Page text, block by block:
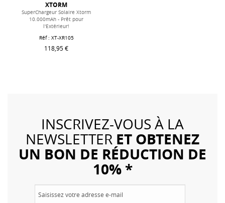
XTORM
SuperChargeur Solaire Xtorm
10.000mAh - Prêt pour
l'Extérieur!
Réf : XT-XR105
118,95 €
INSCRIVEZ-VOUS À LA
NEWSLETTER ET OBTENEZ
UN BON DE RÉDUCTION DE
10% *